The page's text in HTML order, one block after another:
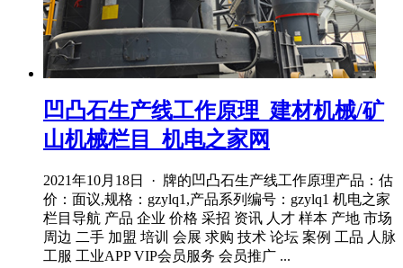
凹凸石生产线工作原理_建材机械/矿
山机械栏目_机电之家网
2021年10月18日 · 牌的凹凸石生产线工作原理产品：估
价：面议,规格：gzylq1,产品系列编号：gzylq1 机电之家
栏目导航 产品 企业 价格 采招 资讯 人才 样本 产地 市场
周边 二手 加盟 培训 会展 求购 技术 论坛 案例 工品 人脉
工服 工业APP VIP会员服务 会员推广 ...